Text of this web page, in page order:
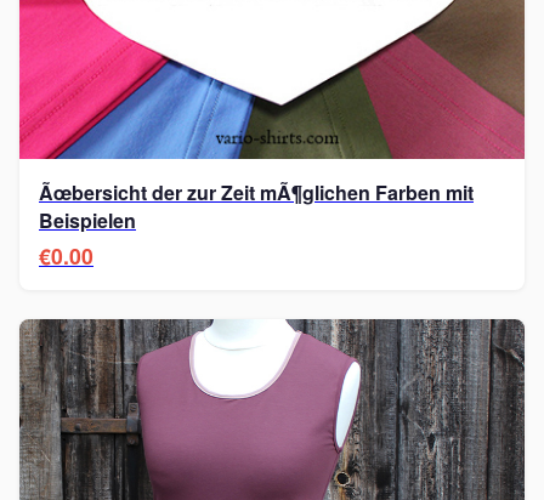
Ãœbersicht der zur Zeit mÃ¶glichen Farben mit
Beispielen
€0.00